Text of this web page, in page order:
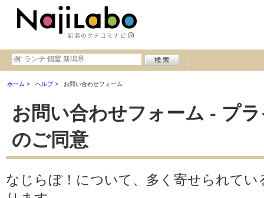
ホーム ヘルプ お問い合わせフォーム
お問い合わせフォーム - プ
のご同意
なじらぼ！について、多く寄せられてい